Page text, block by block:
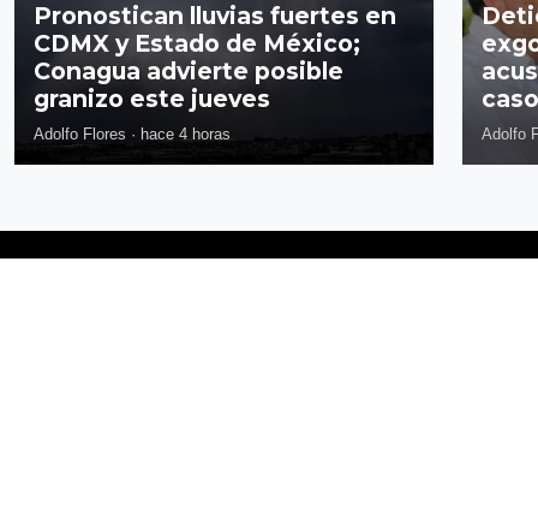
Pronostican lluvias fuertes en
CDMX y Estado de México;
Conagua advierte posible
granizo este jueves
Adolfo Flores · hace 4 horas Adolfo